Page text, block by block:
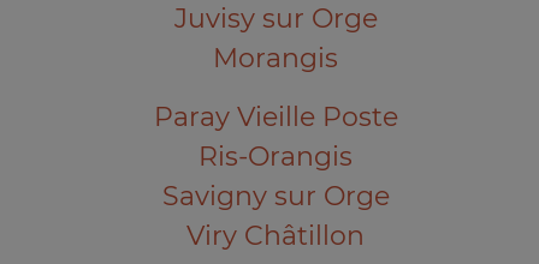
Juvisy sur Orge
Morangis
Paray Vieille Poste
Ris-Orangis
Savigny sur Orge
Viry Châtillon